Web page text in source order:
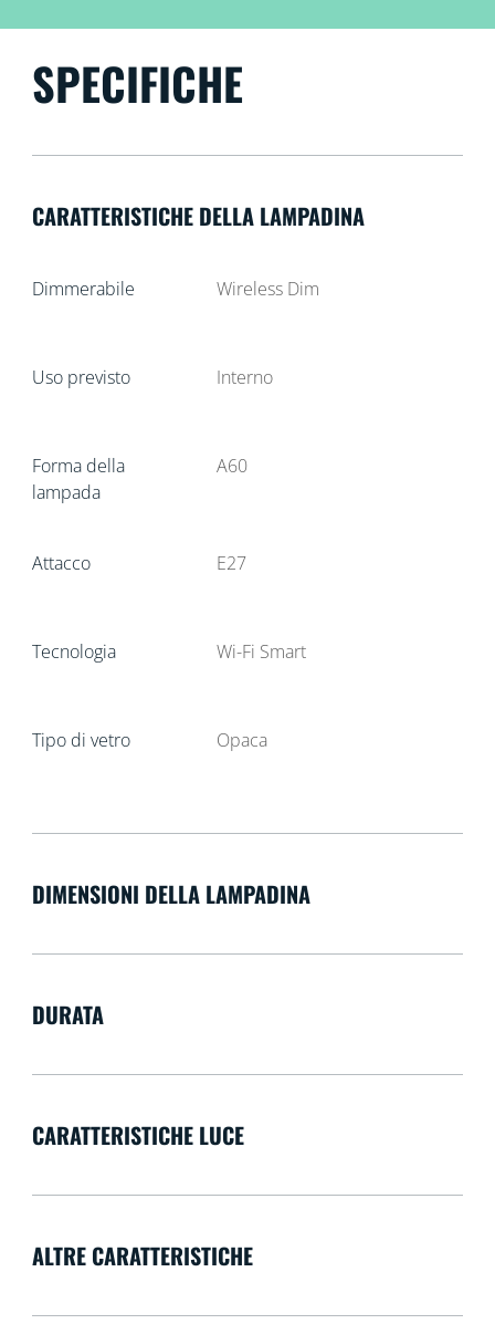
SPECIFICHE
CARATTERISTICHE DELLA LAMPADINA
Dimmerabile Wireless Dim
Uso previsto Interno
Forma della
lampada
A60
Attacco E27
Tecnologia Wi-Fi Smart
Tipo di vetro Opaca
DIMENSIONI DELLA LAMPADINA
DURATA
CARATTERISTICHE LUCE
ALTRE CARATTERISTICHE